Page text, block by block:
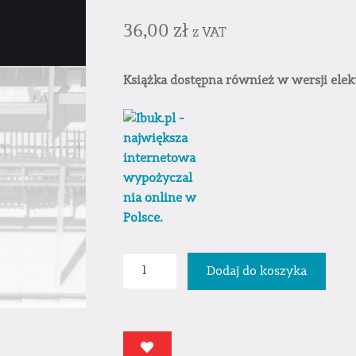
36,00 zł z VAT
Książka dostępna również w wersji
Dodaj do koszyka